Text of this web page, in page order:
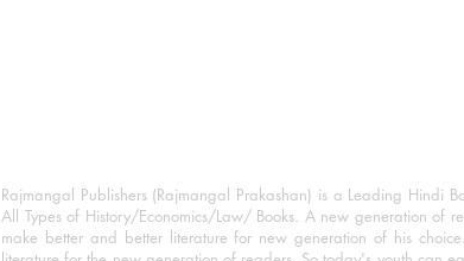
Rajmangal Publishers (Rajmangal Prakashan) is a Leading Hindi
All Types of History/Economics/Law/ Books. A new generation of
make better and better literature for new generation of his